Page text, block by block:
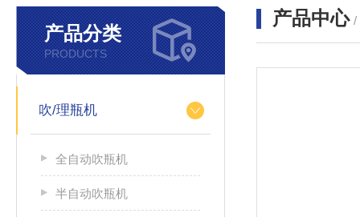
产品分类
PRODUCTS
吹/理瓶机
全自动吹瓶机
半自动吹瓶机
产品中心 /